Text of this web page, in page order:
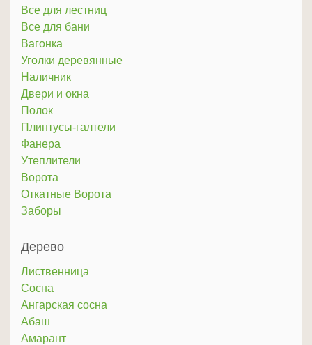
Все для лестниц
Все для бани
Вагонка
Уголки деревянные
Наличник
Двери и окна
Полок
Плинтусы-галтели
Фанера
Утеплители
Ворота
Откатные Ворота
Заборы
Дерево
Лиственница
Сосна
Ангарская сосна
Абаш
Амарант